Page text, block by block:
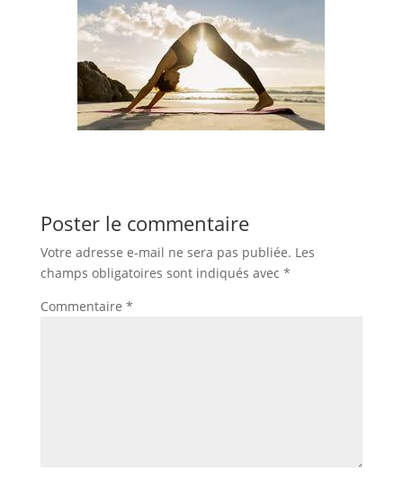
Poster le commentaire
Votre adresse e-mail ne sera pas publiée. Les
champs obligatoires sont indiqués avec *
Commentaire *